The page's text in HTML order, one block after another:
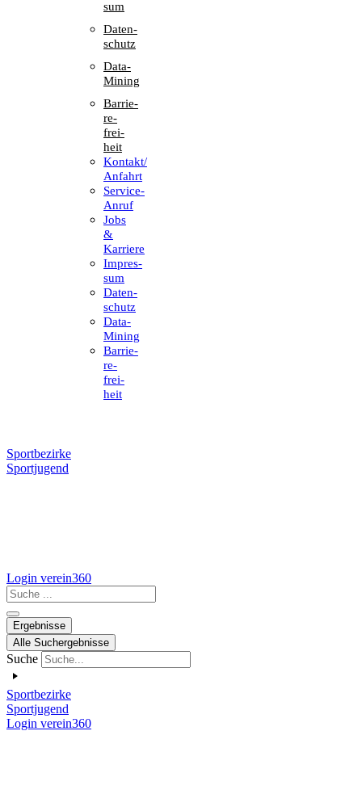
sum
Daten­
schutz
Data-
Mining
Barrie­
re­
frei­
heit
Kontakt/​​
Anfahrt
Service-
Anruf
Jobs
&
Karriere
Impres­
sum
Daten­
schutz
Data-
Mining
Barrie­
re­
frei­
heit
Sportbezirke
Sportjugend
Login verein360
Search
...
Ergebnisse
Alle Suchergebnisse
Suche
Sportbezirke
Sportjugend
Login verein360